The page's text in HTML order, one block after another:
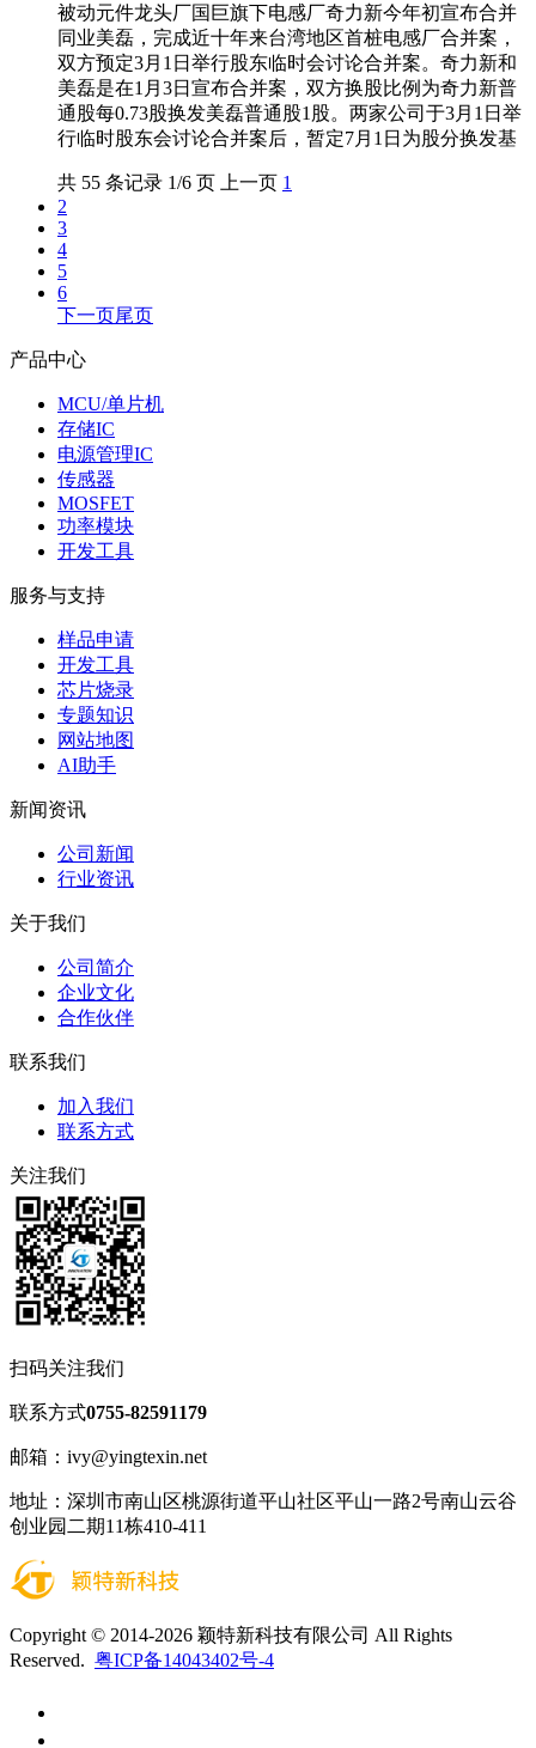
被动元件龙头厂国巨旗下电感厂奇力新今年初宣布合并
同业美磊，完成近十年来台湾地区首桩电感厂合并案，
双方预定3月1日举行股东临时会讨论合并案。奇力新和
美磊是在1月3日宣布合并案，双方换股比例为奇力新普
通股每0.73股换发美磊普通股1股。两家公司于3月1日举
行临时股东会讨论合并案后，暂定7月1日为股分换发基
共 55 条记录 1/6 页 上一页 1
2
3
4
5
6
下一页尾页
产品中心
MCU/单片机
存储IC
电源管理IC
传感器
MOSFET
功率模块
开发工具
服务与支持
样品申请
开发工具
芯片烧录
专题知识
网站地图
AI助手
新闻资讯
公司新闻
行业资讯
关于我们
公司简介
企业文化
合作伙伴
联系我们
加入我们
联系方式
关注我们
扫码关注我们
联系方式0755-82591179
邮箱：ivy@yingtexin.net
地址：深圳市南山区桃源街道平山社区平山一路2号南山云谷
创业园二期11栋410-411
Copyright © 2014-2026 颖特新科技有限公司 All Rights
Reserved. 粤ICP备14043402号-4